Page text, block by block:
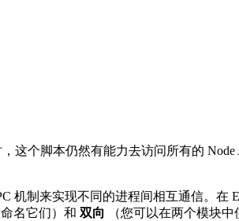
，这个脚本仍然有能力去访问所有的
机制来实现不同的进程间相互通信。在
名它们）和 双向 （您可以在两个模块